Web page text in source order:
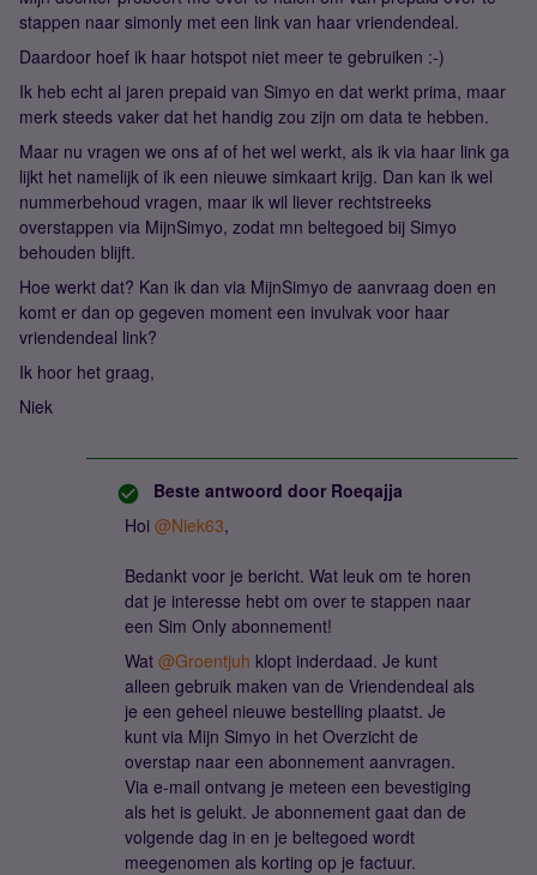
stappen naar simonly met een link van haar vriendendeal.
Daardoor hoef ik haar hotspot niet meer te gebruiken :-)
Ik heb echt al jaren prepaid van Simyo en dat werkt prima, maar
merk steeds vaker dat het handig zou zijn om data te hebben.
Maar nu vragen we ons af of het wel werkt, als ik via haar link ga
lijkt het namelijk of ik een nieuwe simkaart krijg. Dan kan ik wel
nummerbehoud vragen, maar ik wil liever rechtstreeks
overstappen via MijnSimyo, zodat mn beltegoed bij Simyo
behouden blijft.
Hoe werkt dat? Kan ik dan via MijnSimyo de aanvraag doen en
komt er dan op gegeven moment een invulvak voor haar
vriendendeal link?
Ik hoor het graag,
Niek
Beste antwoord door Roeqajja
Hoi @Niek63,
Bedankt voor je bericht. Wat leuk om te horen
dat je interesse hebt om over te stappen naar
een Sim Only abonnement!
Wat @Groentjuh klopt inderdaad. Je kunt
alleen gebruik maken van de Vriendendeal als
je een geheel nieuwe bestelling plaatst. Je
kunt via Mijn Simyo in het Overzicht de
overstap naar een abonnement aanvragen.
Via e-mail ontvang je meteen een bevestiging
als het is gelukt. Je abonnement gaat dan de
volgende dag in en je beltegoed wordt
meegenomen als korting op je factuur.